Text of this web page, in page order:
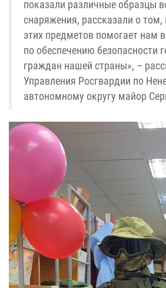
показали различные образцы
снаряжения, рассказали о
этих предметов помогает нам
по обеспечению безопасности
граждан нашей страны», –
Управления Росгвардии по
автономному округу майор